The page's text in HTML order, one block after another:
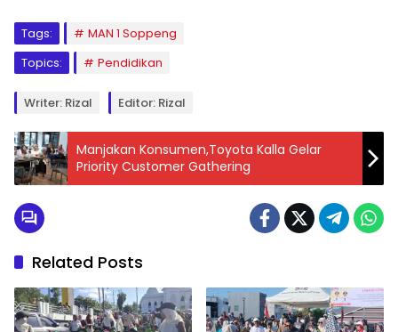
Tags:
MAN 1 Soppeng
Topics:
Pendidikan
Writer: Rizal Editor: Rizal
Manjakan Konsumen,Toyota Kalla Gelar
Priority Customer Gathering
Related Posts